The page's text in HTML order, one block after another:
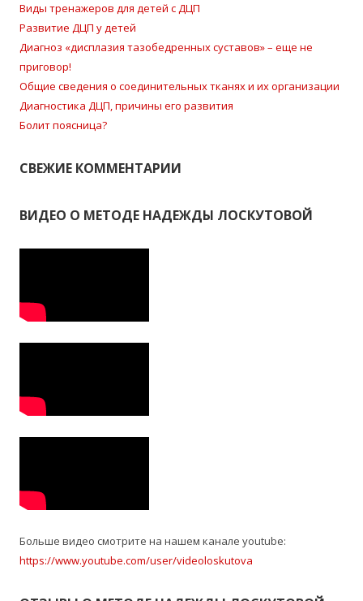
Виды тренажеров для детей с ДЦП
Развитие ДЦП у детей
Диагноз «дисплазия тазобедренных суставов» – еще не
приговор!
Общие сведения о соединительных тканях и их организации
Диагностика ДЦП, причины его развития
Болит поясница?
СВЕЖИЕ КОММЕНТАРИИ
ВИДЕО О МЕТОДЕ НАДЕЖДЫ ЛОСКУТОВОЙ
Больше видео смотрите на нашем канале youtube:
https://www.youtube.com/user/videoloskutova